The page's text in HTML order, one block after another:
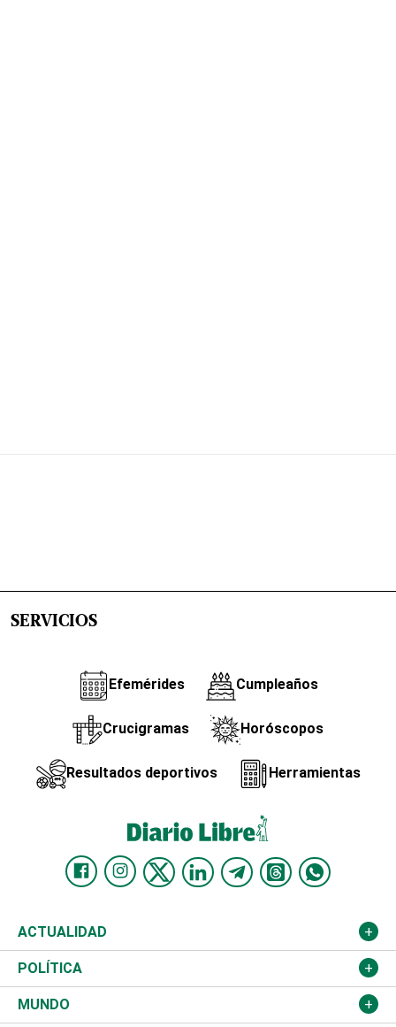
SERVICIOS
Efemérides Cumpleaños
Crucigramas Horóscopos
Resultados deportivos Herramientas
ACTUALIDAD
Nacional
Ciudad
POLÍTICA
Partidos
MUNDO